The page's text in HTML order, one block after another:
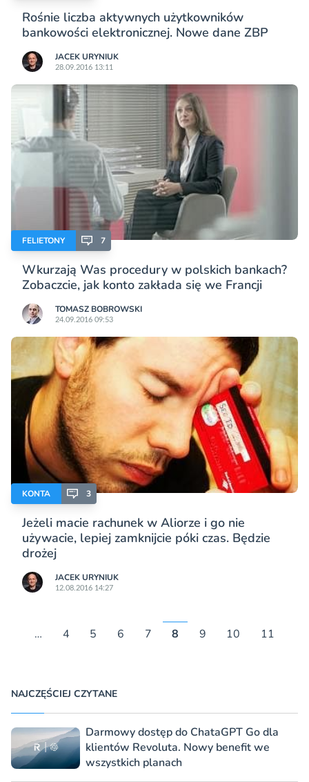
Rośnie liczba aktywnych użytkowników
bankowości elektronicznej. Nowe dane ZBP
JACEK URYNIUK
28.09.2016 13:11
FELIETONY 7
Wkurzają Was procedury w polskich bankach?
Zobaczcie, jak konto zakłada się we Francji
TOMASZ BOBROWSKI
24.09.2016 09:53
KONTA 3
Jeżeli macie rachunek w Aliorze i go nie
używacie, lepiej zamknijcie póki czas. Będzie
drożej
JACEK URYNIUK
12.08.2016 14:27
… 4 5 6 7 8 9 10 11
NAJCZĘŚCIEJ CZYTANE
Darmowy dostęp do ChataGPT Go dla
klientów Revoluta. Nowy benefit we
wszystkich planach